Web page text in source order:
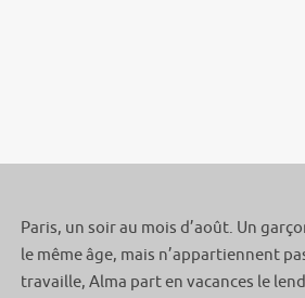
Paris, un soir au mois d’août. Un
le même âge, mais n’appartiennent
travaille, Alma part en vacances le